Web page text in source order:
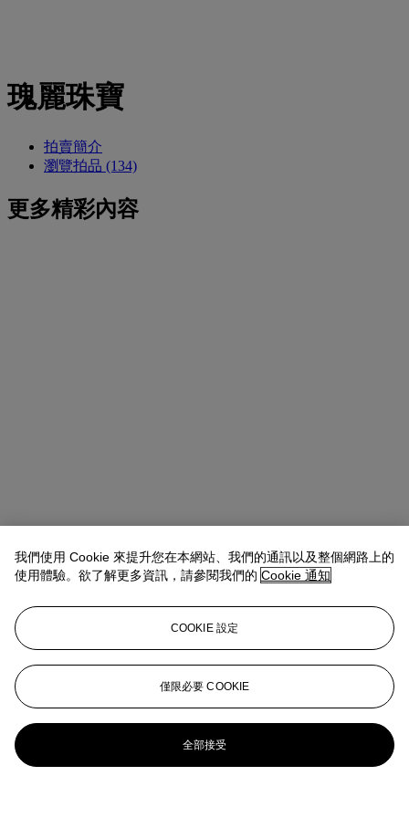
瑰麗珠寶
拍賣簡介
瀏覽拍品 (134)
更多精彩內容
我們使用 Cookie 來提升您在本網站、我們的通訊以及整個網路上的
使用體驗。欲了解更多資訊，請參閱我們的 Cookie 通知
COOKIE 設定
僅限必要 COOKIE
全部接受